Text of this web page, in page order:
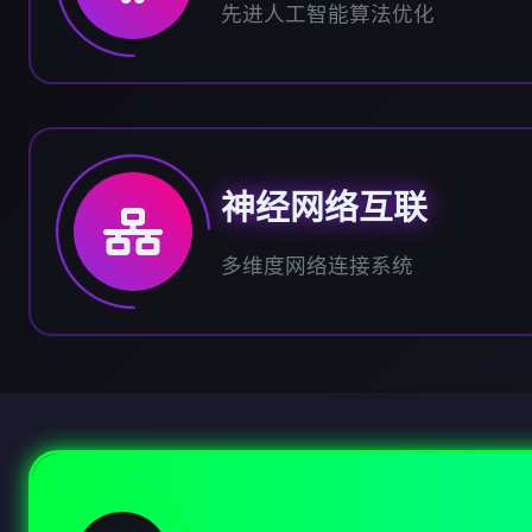
先进人工智能算法优化
神经网络互联
多维度网络连接系统